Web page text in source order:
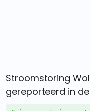
Stroomstoring
gereporteerd in